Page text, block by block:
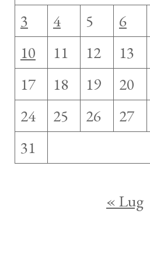
3
4 5 6
10
11 12 13
17
18 19 20
24
25 26 27
31
« Lug